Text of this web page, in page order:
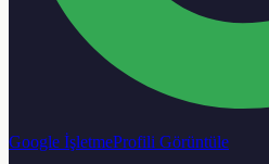
Google İşletmeProfili Görüntüle